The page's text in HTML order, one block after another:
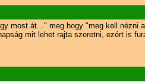
most át..." meg hogy "meg kell nézni
mit lehet rajta szeretni, ezért is